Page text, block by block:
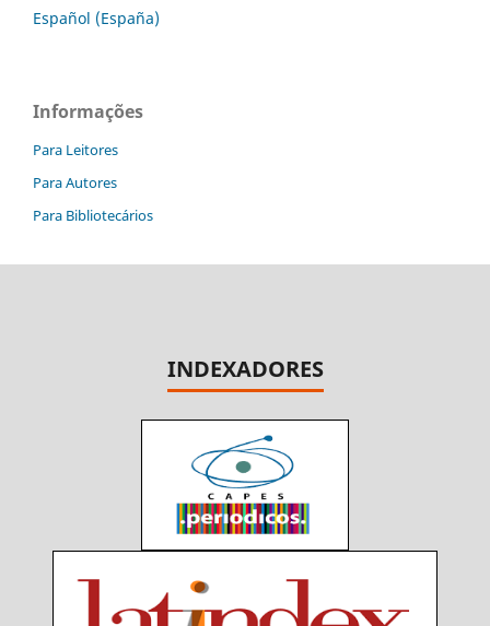
Español (España)
Informações
Para Leitores
Para Autores
Para Bibliotecários
INDEXADORES